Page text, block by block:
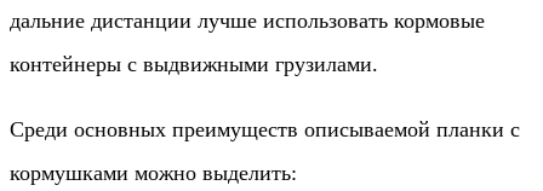
дальние дистанции лучше использовать кормовые
контейнеры с выдвижными грузилами.
Среди основных преимуществ описываемой планки с
кормушками можно выделить: